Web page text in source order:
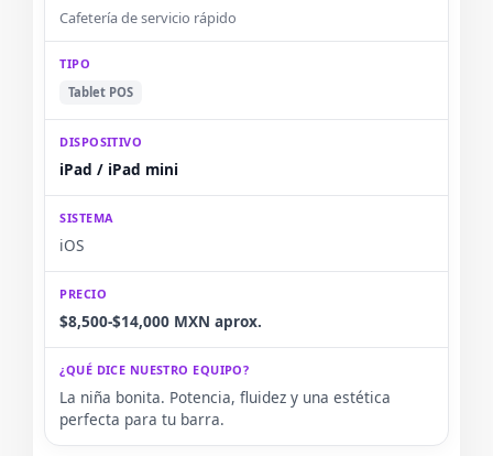
Cafetería de servicio rápido
Tablet POS
iPad / iPad mini
iOS
$8,500-$14,000 MXN aprox.
La niña bonita. Potencia, fluidez y una estética
perfecta para tu barra.